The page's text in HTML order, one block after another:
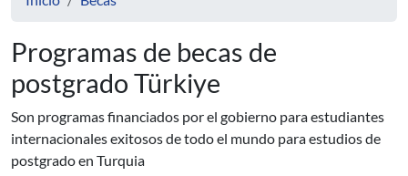
Programas de becas de
postgrado Türkiye
Son programas financiados por el gobierno para estudiantes
internacionales exitosos de todo el mundo para estudios de
postgrado en Turquia